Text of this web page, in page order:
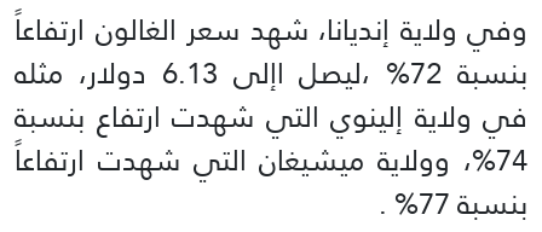
وفي ولاية إنديانا، شهد سعر الغالون ارتفاعاً
بنسبة 72% ،ليصل اإلى 6.13 دولار، مثله
في ولاية إلينوي التي شهدت ارتفاع بنسبة
74%، وولاية ميشيغان التي شهدت ارتفاعاً
بنسبة 77% .